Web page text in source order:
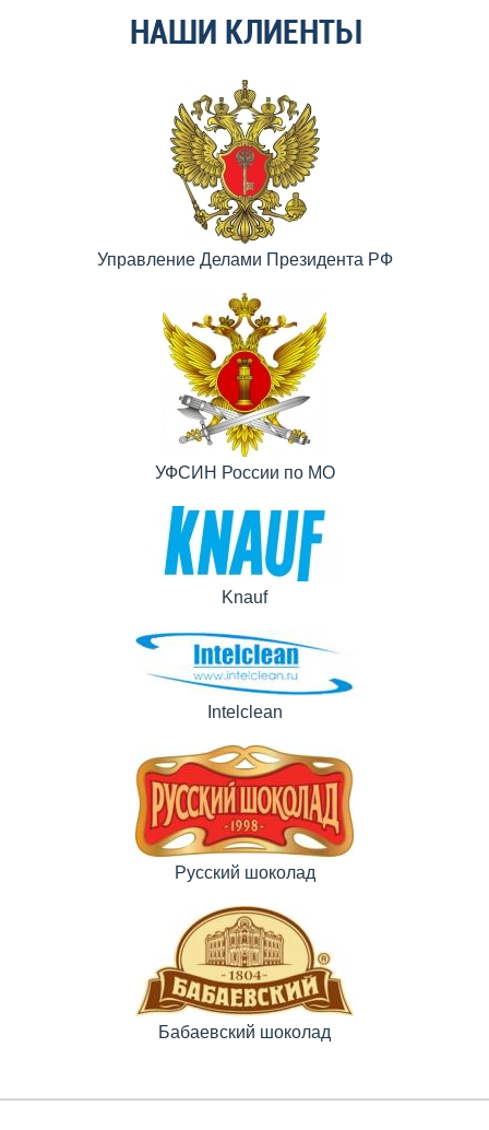
НАШИ КЛИЕНТЫ
Управление Делами Президента РФ
УФСИН России по МО
Knauf
Intelclean
Русский шоколад
Бабаевский шоколад